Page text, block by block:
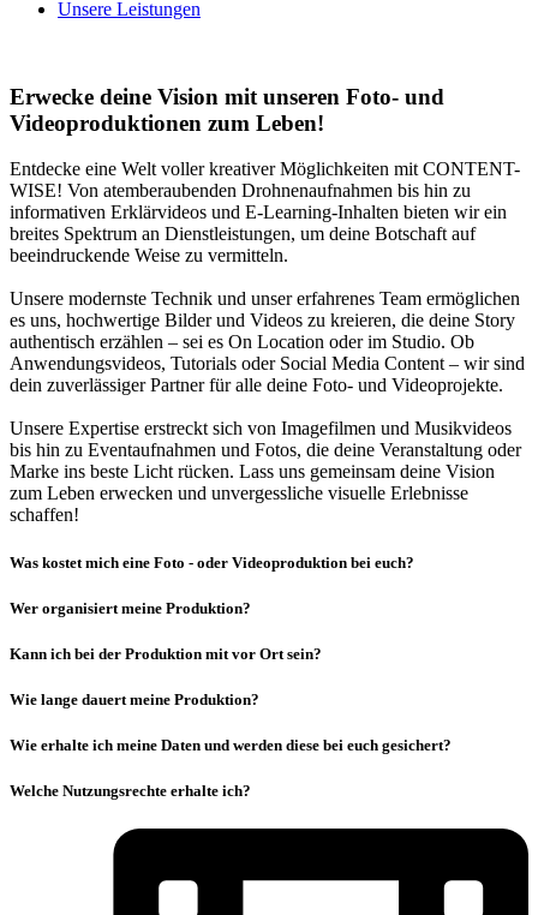
Unsere Leistungen
Erwecke deine Vision mit unseren Foto- und
Videoproduktionen zum Leben!
Entdecke eine Welt voller kreativer Möglichkeiten mit CONTENT-
WISE! Von atemberaubenden Drohnenaufnahmen bis hin zu
informativen Erklärvideos und E-Learning-Inhalten bieten wir ein
breites Spektrum an Dienstleistungen, um deine Botschaft auf
beeindruckende Weise zu vermitteln.
Unsere modernste Technik und unser erfahrenes Team ermöglichen
es uns, hochwertige Bilder und Videos zu kreieren, die deine Story
authentisch erzählen – sei es On Location oder im Studio. Ob
Anwendungsvideos, Tutorials oder Social Media Content – wir sind
dein zuverlässiger Partner für alle deine Foto- und Videoprojekte.
Unsere Expertise erstreckt sich von Imagefilmen und Musikvideos
bis hin zu Eventaufnahmen und Fotos, die deine Veranstaltung oder
Marke ins beste Licht rücken. Lass uns gemeinsam deine Vision
zum Leben erwecken und unvergessliche visuelle Erlebnisse
schaffen!
Was kostet mich eine Foto - oder Videoproduktion bei euch?
Wer organisiert meine Produktion?
Kann ich bei der Produktion mit vor Ort sein?
Wie lange dauert meine Produktion?
Wie erhalte ich meine Daten und werden diese bei euch gesichert?
Welche Nutzungsrechte erhalte ich?